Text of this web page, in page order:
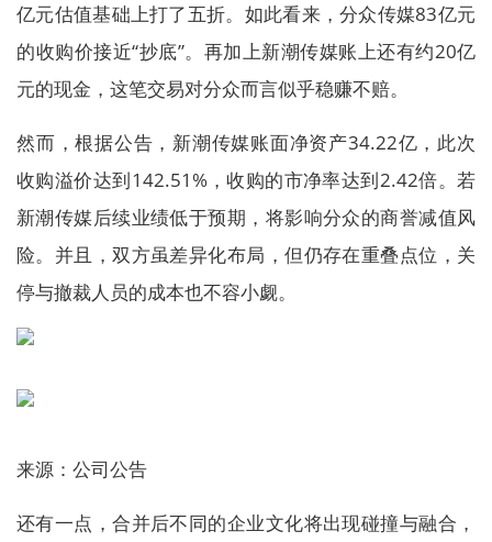
亿元估值基础上打了五折。如此看来，分众传媒83亿元
的收购价接近“抄底”。再加上新潮传媒账上还有约20亿
元的现金，这笔交易对分众而言似乎稳赚不赔。
然而，根据公告，新潮传媒账面净资产34.22亿，此次
收购溢价达到142.51%，收购的市净率达到2.42倍。若
新潮传媒后续业绩低于预期，将影响分众的商誉减值风
险。并且，双方虽差异化布局，但仍存在重叠点位，关
停与撤裁人员的成本也不容小觑。
来源：公司公告
还有一点，合并后不同的企业文化将出现碰撞与融合，